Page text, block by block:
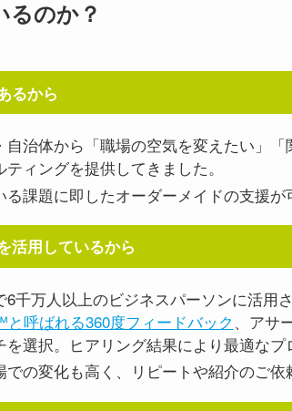
るのか？
るから
治体から「職場の空気を変えたい」
ィングを提供してきました。
課題に即したオーダーメイドの支援が
活用しているから
千万人以上のビジネスパーソンに活用
呼ばれる360度フィードバック 、アサ
選択。ヒアリング結果により最適な
の変化も高く、リピートや紹介のご依